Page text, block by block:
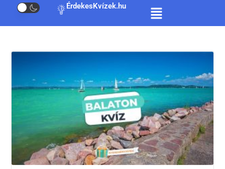
ÉrdekesKvízek.hu